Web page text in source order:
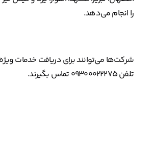
را انجام می‌دهد.
شرکت‌ها می‌توانند برای دریافت خدمات
تلفن ۰۹۳۰۰۰۲۲۲۷۵ تماس بگیرند.